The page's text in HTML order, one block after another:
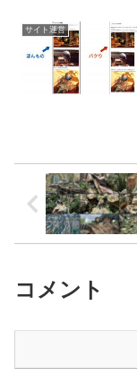
サイト運営
コメント